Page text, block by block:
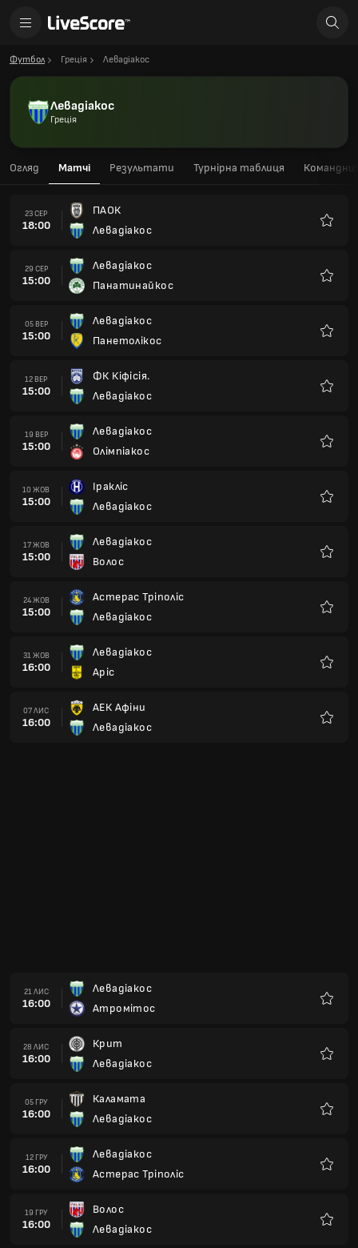
Футбол Греція Левадіакос
Левадіакос
Греція
Огляд Матчі Результати Турнірна таблиця
23 СЕР
18:00
ПАОК
Левадіакос
29 СЕР
15:00
Левадіакос
Панатинайкос
05 ВЕР
15:00
Левадіакос
Панетолікос
12 ВЕР
15:00
ФК Кіфісія.
Левадіакос
19 ВЕР
15:00
Левадіакос
Олімпіакос
10 ЖОВ
15:00
Іракліс
Левадіакос
17 ЖОВ
15:00
Левадіакос
Волос
24 ЖОВ
15:00
Астерас Тріполіс
Левадіакос
31 ЖОВ
16:00
Левадіакос
Аріс
07 ЛИС
16:00
АЕК Афіни
Левадіакос
21 ЛИС
16:00
Левадіакос
Атромітос
28 ЛИС
16:00
Крит
Левадіакос
05 ГРУ
16:00
Каламата
Левадіакос
12 ГРУ
16:00
Левадіакос
Астерас Тріполіс
19 ГРУ
16:00
Волос
Левадіакос